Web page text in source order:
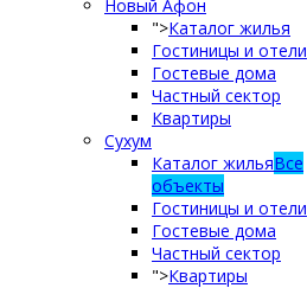
Новый Афон
">Каталог жилья
Гостиницы и отели
Гостевые дома
Частный сектор
Квартиры
Сухум
Каталог жильяВсе
объекты
Гостиницы и отели
Гостевые дома
Частный сектор
">Квартиры